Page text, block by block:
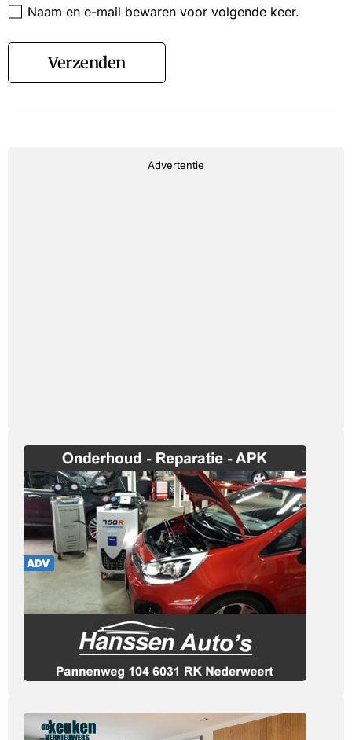
Naam en e-mail bewaren voor volgende keer.
Verzenden
Advertentie